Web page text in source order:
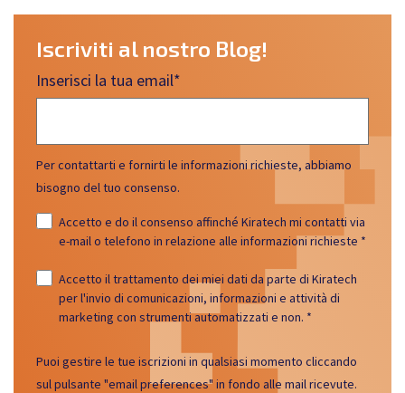
Iscriviti al nostro Blog!
Inserisci la tua email*
Per contattarti e fornirti le informazioni richieste, abbiamo
bisogno del tuo consenso.
Accetto e do il consenso affinché Kiratech mi contatti via
e-mail o telefono in relazione alle informazioni richieste *
Accetto il trattamento dei miei dati da parte di Kiratech
per l'invio di comunicazioni, informazioni e attività di
marketing con strumenti automatizzati e non. *
Puoi gestire le tue iscrizioni in qualsiasi momento cliccando
sul pulsante "email preferences" in fondo alle mail ricevute.